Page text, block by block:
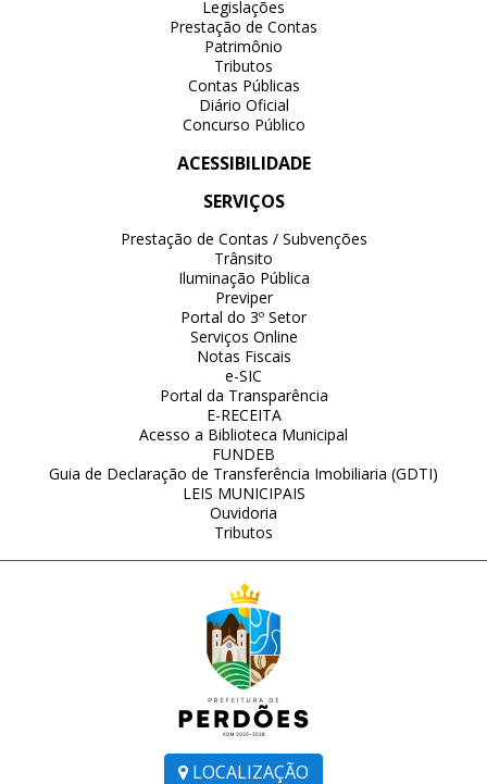
LOCALIZAÇÃO
Legislações
Prestação de Contas
Patrimônio
Tributos
Contas Públicas
Diário Oficial
Concurso Público
ACESSIBILIDADE
SERVIÇOS
Prestação de Contas / Subvenções
Trânsito
Iluminação Pública
Previper
Portal do 3º Setor
Serviços Online
Notas Fiscais
e-SIC
Portal da Transparência
E-RECEITA
Acesso a Biblioteca Municipal
FUNDEB
Guia de Declaração de Transferência Imobiliaria (GDTI)
LEIS MUNICIPAIS
Ouvidoria
Tributos